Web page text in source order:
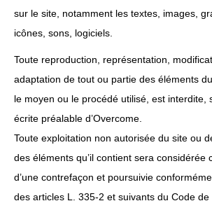
sur le site, notamment les textes, images,
icônes, sons, logiciels.
Toute reproduction, représentation,
adaptation de tout ou partie des éléments
le moyen ou le procédé utilisé, est interdite,
écrite préalable d’Overcome.
Toute exploitation non autorisée du site ou
des éléments qu’il contient sera considérée
d’une contrefaçon et poursuivie
des articles L. 335-2 et suivants du Code